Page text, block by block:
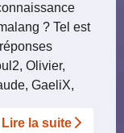
? Tel est
Olivier,
GaeliX,
Lire la suite­­